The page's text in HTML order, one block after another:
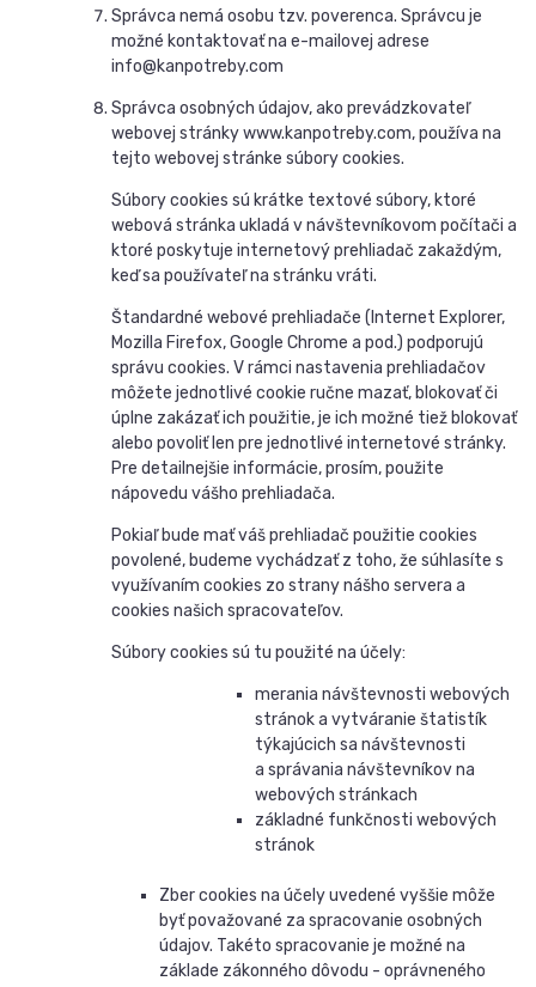
Správca nemá osobu tzv. poverenca. Správcu je
možné kontaktovať na e-mailovej adrese
info@kanpotreby.com
Správca osobných údajov, ako prevádzkovateľ
webovej stránky www.kanpotreby.com, používa na
tejto webovej stránke súbory cookies.
Súbory cookies sú krátke textové súbory, ktoré
webová stránka ukladá v návštevníkovom počítači a
ktoré poskytuje internetový prehliadač zakaždým,
keď sa používateľ na stránku vráti.
Štandardné webové prehliadače (Internet Explorer,
Mozilla Firefox, Google Chrome a pod.) podporujú
správu cookies. V rámci nastavenia prehliadačov
môžete jednotlivé cookie ručne mazať, blokovať či
úplne zakázať ich použitie, je ich možné tiež blokovať
alebo povoliť len pre jednotlivé internetové stránky.
Pre detailnejšie informácie, prosím, použite
nápovedu vášho prehliadača.
Pokiaľ bude mať váš prehliadač použitie cookies
povolené, budeme vychádzať z toho, že súhlasíte s
využívaním cookies zo strany nášho servera a
cookies našich spracovateľov.
Súbory cookies sú tu použité na účely:
merania návštevnosti webových
stránok a vytváranie štatistík
týkajúcich sa návštevnosti
a správania návštevníkov na
webových stránkach
základné funkčnosti webových
stránok
Zber cookies na účely uvedené vyššie môže
byť považované za spracovanie osobných
údajov. Takéto spracovanie je možné na
základe zákonného dôvodu - oprávneného